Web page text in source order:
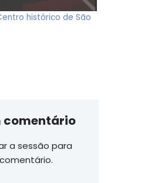
histórico de São
comentário
a sessão para